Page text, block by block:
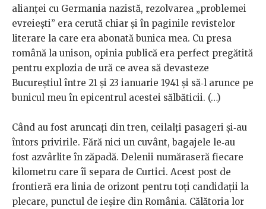
alianței cu Germania nazistă, rezolvarea „problemei
evreiești” era cerută chiar și în paginile revistelor
literare la care era abonată bunica mea. Cu presa
română la unison, opinia publică era perfect pregătită
pentru explozia de ură ce avea să devasteze
Bucureștiul între 21 și 23 ianuarie 1941 și să‑l arunce pe
bunicul meu în epicentrul acestei sălbăticii. (…)
Când au fost aruncaţi din tren, ceilalți pasageri şi‑au
întors privirile. Fără nici un cuvânt, bagajele le‑au
fost azvârlite în zăpadă. Delenii număraseră fiecare
kilometru care îi separa de Curtici. Acest post de
frontieră era linia de orizont pentru toţi candidații la
plecare, punctul de ieșire din România. Călătoria lor